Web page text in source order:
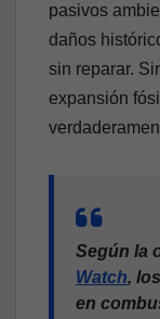
pasivos
daños
sin reparar.
expansión
Según la
Watch,
en